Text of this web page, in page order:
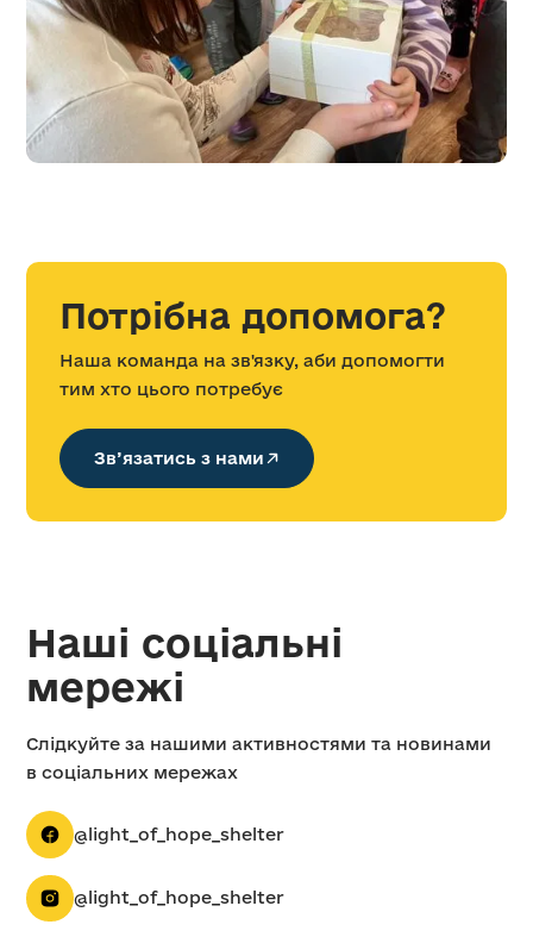
Потрібна допомога?
Наша команда на зв'язку, аби допомогти
тим хто цього потребує
Зв’язатись з нами
Наші соціальні
мережі
Слідкуйте за нашими активностями та новинами
в соціальних мережах
@light_of_hope_shelter
@light_of_hope_shelter